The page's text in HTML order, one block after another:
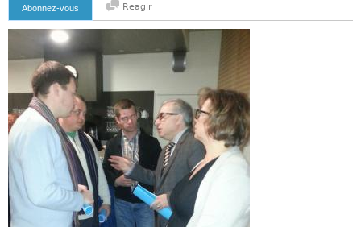
Abonnez-vous Reagir